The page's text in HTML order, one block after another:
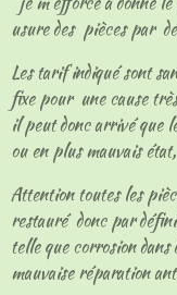
usure des pièces par
Les tarif indiqué sont
fixe pour une cause
il peut donc arrivé que
ou en plus mauvais
Attention toutes les
restauré donc par
telle que corrosion
mauvaise réparation